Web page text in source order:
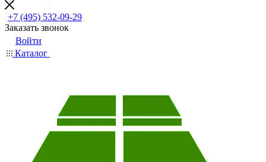
+7 (495) 532-09-29
Заказать звонок
Войти
Каталог